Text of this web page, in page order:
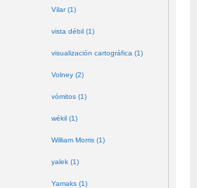
Vilar (1)
vista débil (1)
visualización cartográfica (1)
Volney (2)
vómitos (1)
wékil (1)
William Morris (1)
yalek (1)
Yamaks (1)